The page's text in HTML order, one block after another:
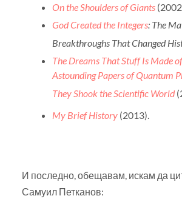
On the Shoulders of Giants
God Created the Integers: The
Breakthroughs That Changed
The Dreams That Stuff Is Made
Astounding Papers of Quantum
They Shook the Scientific World
My Brief History(2013).
И последно, обещавам, искам да
Самуил Петканов: